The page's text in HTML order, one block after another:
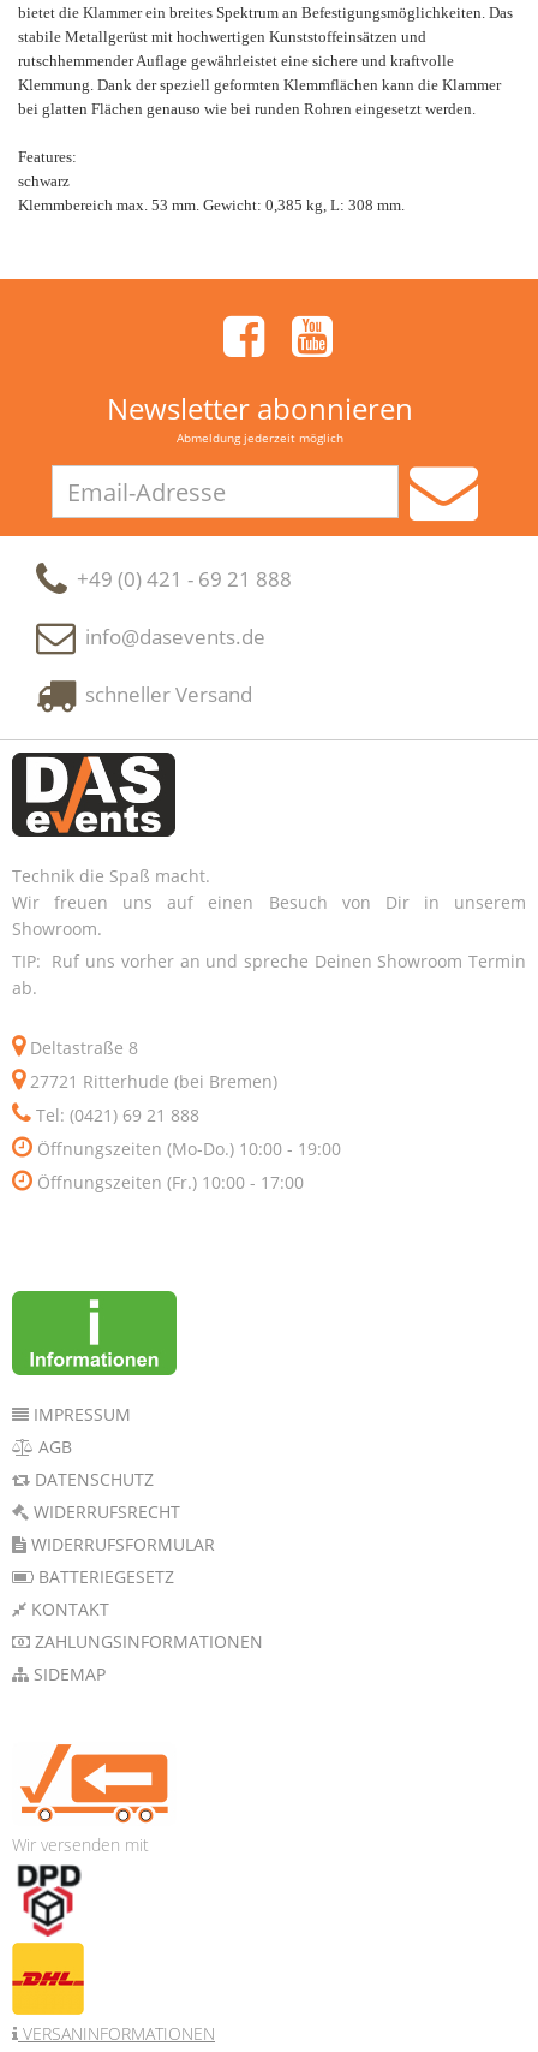
bietet die Klammer ein breites Spektrum an Befestigungsmöglichkeiten. Das
stabile Metallgerüst mit hochwertigen Kunststoffeinsätzen und
rutschhemmender Auflage gewährleistet eine sichere und kraftvolle
Klemmung. Dank der speziell geformten Klemmflächen kann die Klammer
bei glatten Flächen genauso wie bei runden Rohren eingesetzt werden.
Features:
schwarz
Klemmbereich max. 53 mm. Gewicht: 0,385 kg, L: 308 mm.
Newsletter abonnieren
Abmeldung jederzeit möglich
Adresse
+49 (0) 421 - 69 21 888
info@dasevents.de
schneller Versand
Technik die Spaß macht.
Wir freuen uns auf einen Besuch von Dir in unserem
Showroom.
TIP: Ruf uns vorher an und spreche Deinen Showroom Termin
ab.
Deltastraße 8
27721 Ritterhude (bei Bremen)
Tel: (0421) 69 21 888
Öffnungszeiten (Mo-Do.) 10:00 - 19:00
Öffnungszeiten (Fr.) 10:00 - 17:00
IMPRESSUM
AGB
DATENSCHUTZ
WIDERRUFSRECHT
WIDERRUFSFORMULAR
BATTERIEGESETZ
KONTAKT
ZAHLUNGSINFORMATIONEN
SIDEMAP
Wir versenden mit
VERSANINFORMATIONEN